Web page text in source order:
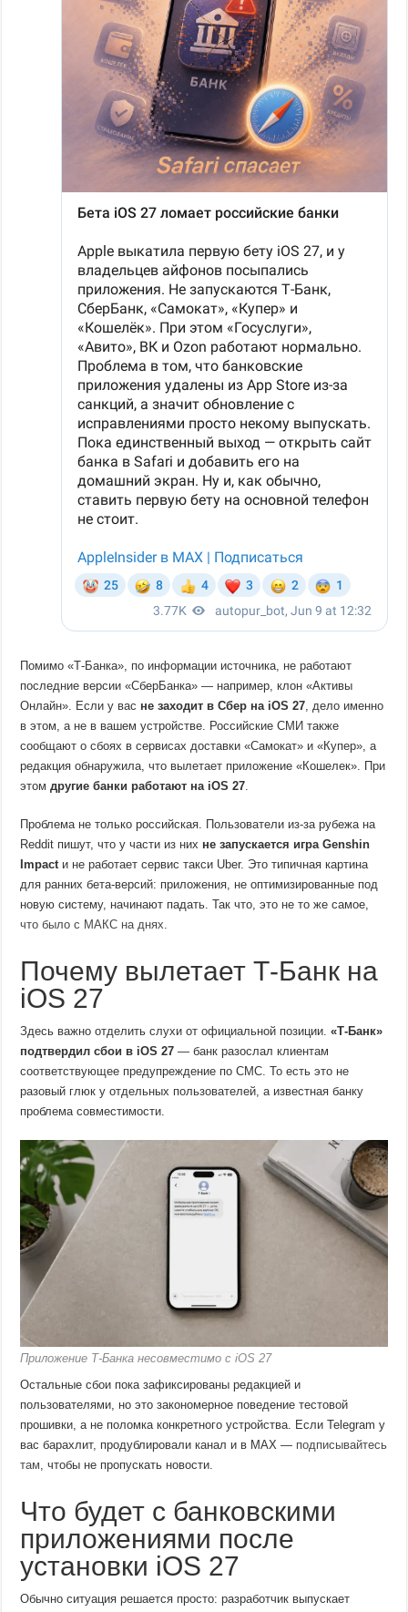
Помимо «Т-Банка», по информации источника, не работают
последние версии «СберБанка» — например, клон «Активы
Онлайн». Если у вас не заходит в Сбер на iOS 27 , дело именно
в этом, а не в вашем устройстве. Российские СМИ также
сообщают о сбоях в сервисах доставки «Самокат» и «Купер», а
редакция обнаружила, что вылетает приложение «Кошелек». При
этомдругие банки работают на iOS 27
Проблема не только российская. Пользователи из-за рубежа на
Reddit пишут, что у части из них не запускается игра Genshin
Impact и не работает сервис такси Uber. Это типичная картина
для ранних бета-версий: приложения, не оптимизированные под
новую систему, начинают падать. Так что, это не то же самое,
что было с МАКС на днях
Почему вылетает Т-Банк на
iOS 27
Здесь важно отделить слухи от официальной позиции.«Т-Банк»
подтвердил сбои в iOS 27 — банк разослал клиентам
соответствующее предупреждение по СМС. То есть это не
разовый глюк у отдельных пользователей, а известная банку
проблема совместимости.
Приложение Т-Банка несовместимо с iOS 27
Остальные сбои пока зафиксированы редакцией и
пользователями, но это закономерное поведение тестовой
прошивки, а не поломка конкретного устройства. Если Telegram у
вас барахлит, продублировали канал и в MAX — подписывайтесь
там , чтобы не пропускать новости.
Что будет с банковскими
приложениями после
установки iOS 27
Обычно ситуация решается просто: разработчик выпускает